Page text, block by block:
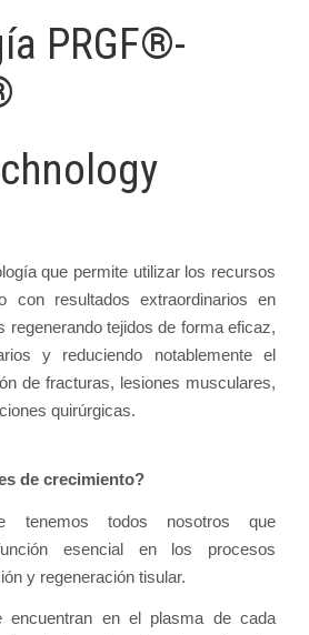
PRGF®-
que permite utilizar los recursos
con resultados extraordinarios en
regenerando tejidos de forma eficaz,
y reduciendo notablemente el
de fracturas, lesiones musculares,
quirúrgicas.
de crecimiento?
tenemos todos nosotros que
esencial en los procesos
y regeneración tisular.
encuentran en el plasma de cada